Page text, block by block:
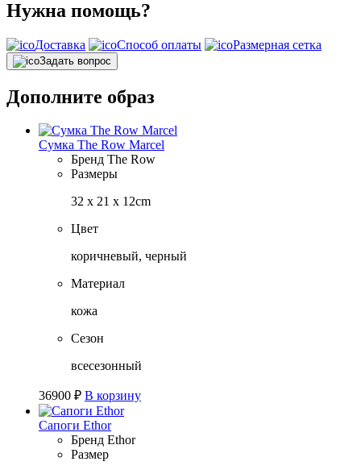
Нужна помощь?
Доставка Способ оплаты Размерная сетка
Задать вопрос
Дополните образ
Сумка The Row Marcel
Бренд The Row
Размеры
32 x 21 x 12cm
Цвет
коричневый, черный
Материал
кожа
Сезон
всесезонный
36900 ₽ В корзину
Сапоги Ethor
Бренд Ethor
Размер